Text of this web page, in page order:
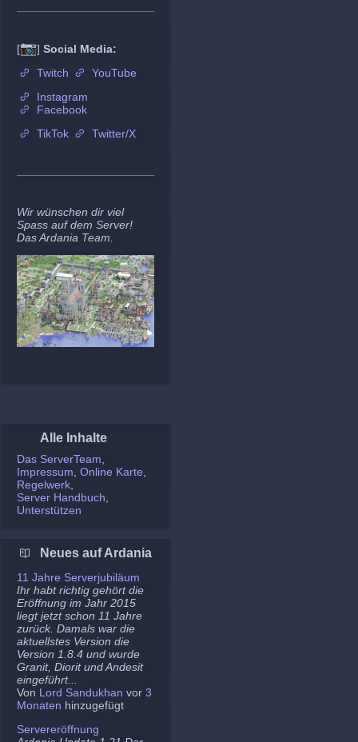
[📷] Social Media:
Twitch
YouTube
Instagram
Facebook
TikTok
Twitter/X
Wir wünschen dir viel
Spass auf dem Server!
Das Ardania Team.
Alle Inhalte
Das ServerTeam
Impressum Online Karte
Regelwerk
Server Handbuch
Unterstützen
Neues auf Ardania
11 Jahre Serverjubiläum
Ihr habt richtig gehört die
Eröffnung im Jahr 2015
liegt jetzt schon 11 Jahre
zurück. Damals war die
aktuellstes Version die
Version 1.8.4 und wurde
Granit, Diorit und Andesit
eingeführt...
Von Lord Sandukhan vor 3
Monaten hinzugefügt
Servereröffnung